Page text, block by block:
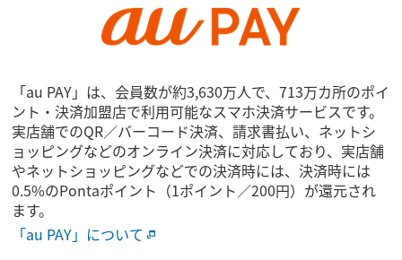
「au PAY」は、会員数が約3,630万人で、713万カ所のポイ
ント・決済加盟店で利用可能なスマホ決済サービスです。
実店舗でのQR／バーコード決済、請求書払い、ネットシ
ョッピングなどのオンライン決済に対応しており、実店舗
やネットショッピングなどでの決済時には、決済時には
0.5%のPontaポイント（1ポイント／200円）が還元され
ます。
「au PAY」について